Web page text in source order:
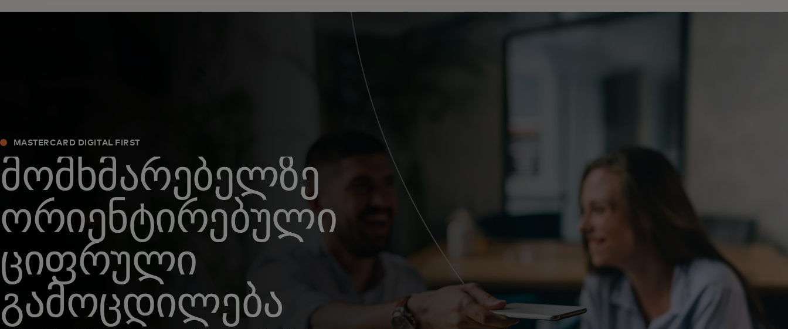
MASTERCARD DIGITAL FIRST
მომხმარებელზე
ორიენტირებული
ციფრული
გამოცდილება